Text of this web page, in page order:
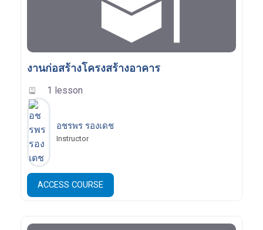
งานก่อสร้างโครงสร้างอาคาร
1 lesson
อชรพร รองเดช
Instructor
ACCESS COURSE